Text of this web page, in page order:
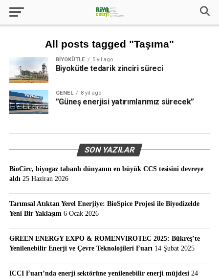
All posts tagged "Taşıma"
BIYOKÜTLE 5 yıl ago
Biyokütle tedarik zinciri süreci
GENEL 8 yıl ago
”Güneş enerjisi yatırımlarımız sürecek”
SON YAZILAR
BioCirc, biyogaz tabanlı dünyanın en büyük CCS tesisini devreye
aldı 25 Haziran 2026
Tarımsal Atıktan Yerel Enerjiye: BioSpice Projesi ile Biyodizelde
Yeni Bir Yaklaşım 6 Ocak 2026
GREEN ENERGY EXPO & ROMENVIROTEC 2025: Bükreş’te
Yenilenebilir Enerji ve Çevre Teknolojileri Fuarı 14 Şubat 2025
ICCI Fuarı’nda enerji sektörüne yenilenebilir enerji müjdesi 24